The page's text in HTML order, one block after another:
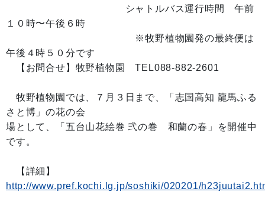
シャトルバス運行時間 午前
１０時〜午後６時
※牧野植物園発の最終便は
午後４時５０分です
【お問合せ】牧野植物園 TEL088-882-2601
牧野植物園では、７月３日まで、「志国高知 龍馬ふる
さと博」の花の会
場として、「五台山花絵巻 弐の巻 和蘭の春」を開催中
です。
【詳細】
http://www.pref.kochi.lg.jp/soshiki/020201/